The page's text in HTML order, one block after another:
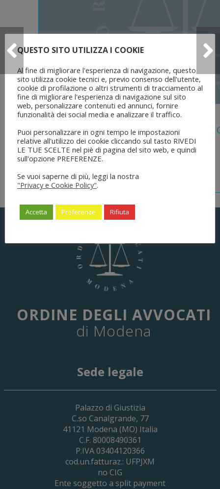
5 Agosto 2026
Legge 28 Luglio 2026 N. 137 “delega
Dell’ordinamento Forense”
29 Giugno 2026
Cassa Forense – Elezioni Dei Delegati
2030
ORDINE DEGLI AVVOCATI
di Modena
Sede legale
Palazzo di Giustizia
C.so Canalgrande, 77
41121 Modena (MO) Italia
C.F. 80008490361
P.IVA 03404120366
cod.un.fatturaz.: UFPJXM
no CIG
Ente soggetto a split payment
QUESTO SITO UTILIZZA I COOKIE
Al fine di migliorare l'esperienza di navigazione, questo
sito utilizza cookie tecnici e, previo consenso dell'utente,
cookie di profilazione o altri strumenti di tracciamento al
fine di migliorare l'esperienza di navigazione sul sito
web, personalizzare contenuti ed annunci, fornire
funzionalità dei social media e analizzare il traffico.
Puoi personalizzare in ogni tempo le impostazioni
relative all'utilizzo dei cookie cliccando sul tasto RIVEDI
LE TUE SCELTE nel piè di pagina del sito web, e quindi
sull'opzione PREFERENZE.
Se vuoi saperne di più, leggi la nostra
"Privacy e Cookie Policy".
Accetta Preferenze Rifiuta